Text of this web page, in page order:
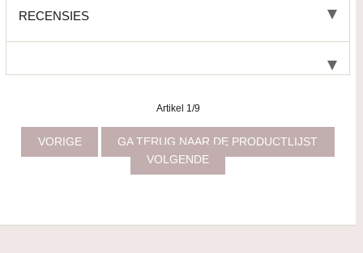
RECENSIES
Artikel 1/9
VORIGE
GA TERUG NAAR DE PRODUCTLIJST
VOLGENDE